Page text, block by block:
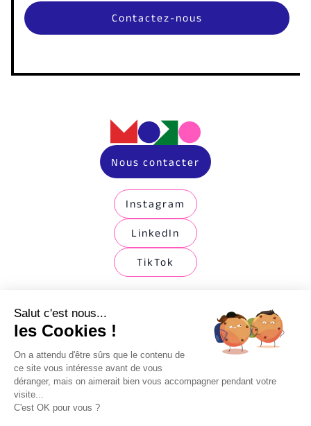
Nous contacter
Instagram
LinkedIn
TikTok
Expertises
Agence Social Media
Agence Emailing Marketing
Agence SEA
Agence SEO Lille
Salut c'est nous...
les Cookies !
On a attendu d'être sûrs que le contenu de
ce site vous intéresse avant de vous
déranger, mais on aimerait bien vous accompagner pendant votre
visite...
C'est OK pour vous ?